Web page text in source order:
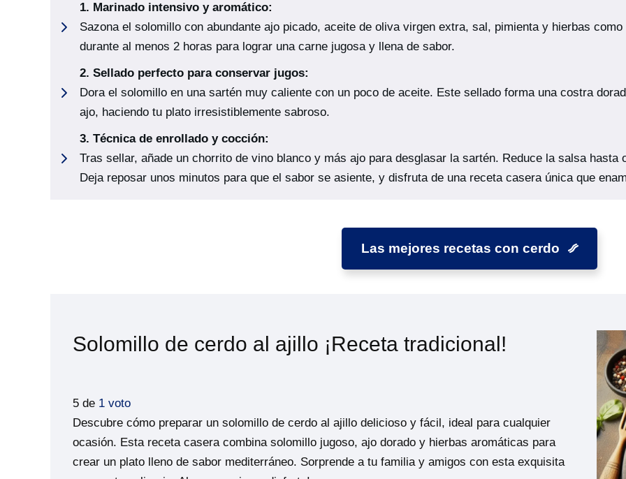
1. Marinado intensivo y aromático:
Sazona el solomillo con abundante ajo picado, aceite de oliva virgen extra, sal, pimienta y hierbas
durante al menos 2 horas para lograr una carne jugosa y llena de sabor.
2. Sellado perfecto para conservar jugos:
Dora el solomillo en una sartén muy caliente con un poco de aceite. Este sellado forma una costra
ajo, haciendo tu plato irresistiblemente sabroso.
3. Técnica de enrollado y cocción:
Tras sellar, añade un chorrito de vino blanco y más ajo para desglasar la sartén. Reduce la salsa hasta
Deja reposar unos minutos para que el sabor se asiente, y disfruta de una receta casera única que
Las mejores recetas con cerdo
Solomillo de cerdo al ajillo ¡Receta tradicional!
5 de 1 voto
Descubre cómo preparar un solomillo de cerdo al ajillo delicioso y fácil, ideal para cualquier
ocasión. Esta receta casera combina solomillo jugoso, ajo dorado y hierbas aromáticas para
crear un plato lleno de sabor mediterráneo. Sorprende a tu familia y amigos con esta exquisita